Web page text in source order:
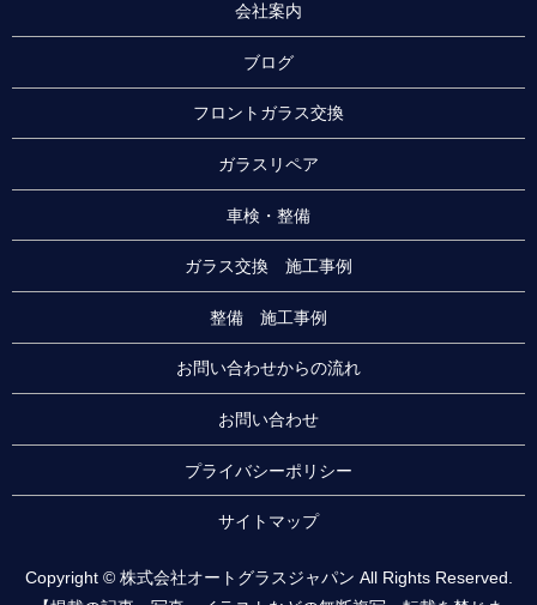
会社案内
ブログ
フロントガラス交換
ガラスリペア
車検・整備
ガラス交換 施工事例
整備 施工事例
お問い合わせからの流れ
お問い合わせ
プライバシーポリシー
サイトマップ
Copyright © 株式会社オートグラスジャパン All Rights Reserved.